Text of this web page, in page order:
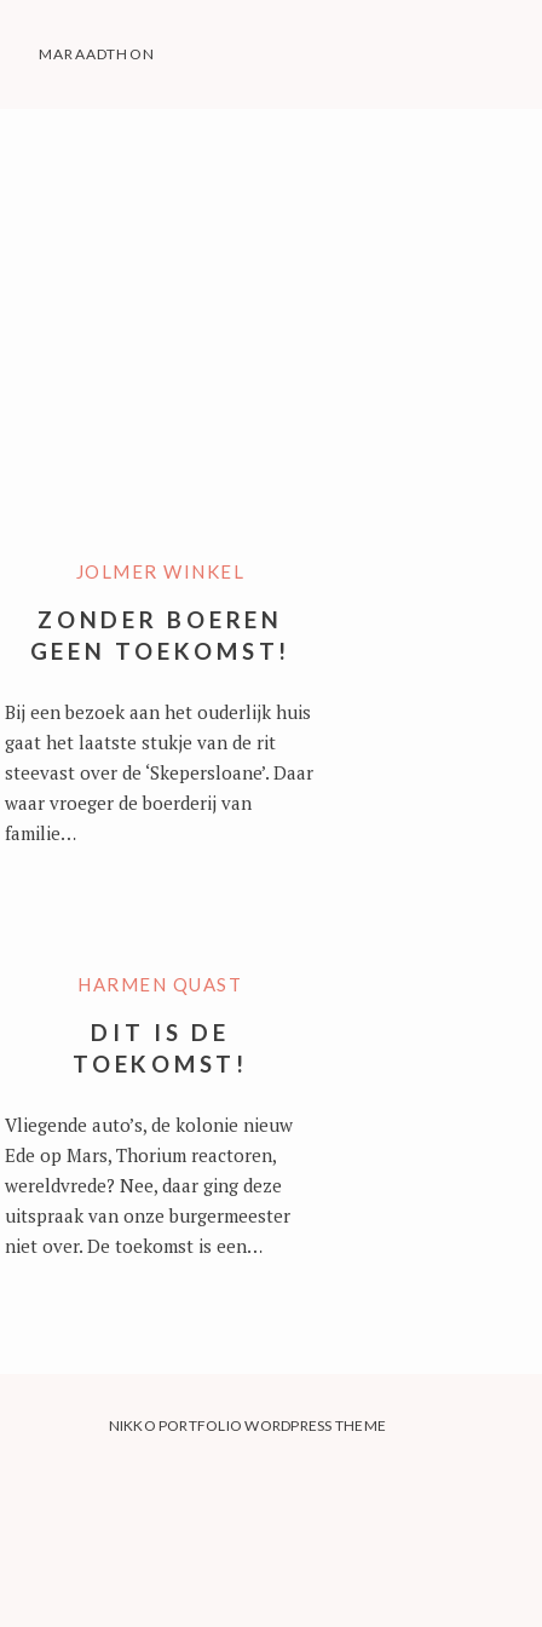
MARAADTHON
JOLMER WINKEL
ZONDER BOEREN
GEEN TOEKOMST!
Bij een bezoek aan het ouderlijk huis
gaat het laatste stukje van de rit
steevast over de ‘Skepersloane’. Daar
waar vroeger de boerderij van
familie…
HARMEN QUAST
DIT IS DE
TOEKOMST!
Vliegende auto’s, de kolonie nieuw
Ede op Mars, Thorium reactoren,
wereldvrede? Nee, daar ging deze
uitspraak van onze burgermeester
niet over. De toekomst is een…
NIKKO PORTFOLIO WORDPRESS THEME